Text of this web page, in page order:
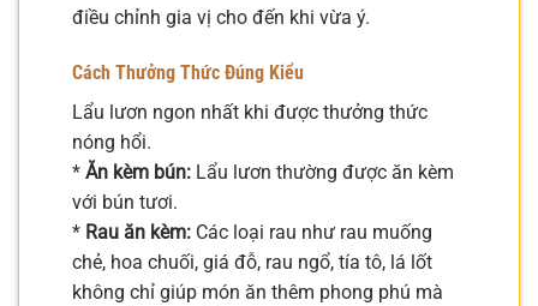
điều chỉnh gia vị cho đến khi vừa ý.
Cách Thưởng Thức Đúng Kiểu
Lẩu lươn ngon nhất khi được thưởng thức
nóng hổi.
* Ăn kèm bún: Lẩu lươn thường được ăn kèm
với bún tươi.
* Rau ăn kèm: Các loại rau như rau muống
chẻ, hoa chuối, giá đỗ, rau ngổ, tía tô, lá lốt
không chỉ giúp món ăn thêm phong phú mà